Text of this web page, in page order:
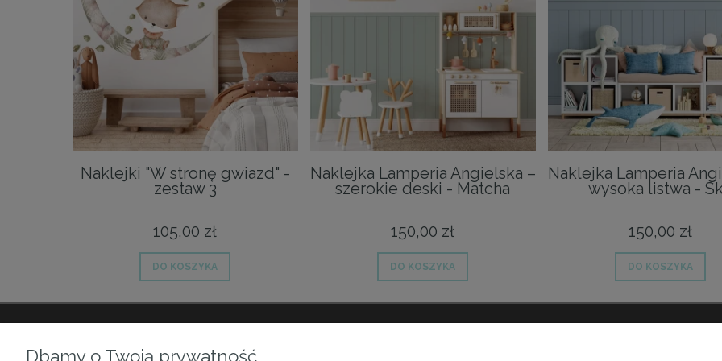
Naklejki "W stronę gwiazd" -
zestaw 3
105,00 zł
DO KOSZYKA
Naklejka Lamperia Angielska –
szerokie deski - Matcha
150,00 zł
DO KOSZYKA
Naklejka Lamperia
wysoka listwa -
150,00 zł
DO KOSZYKA
Dbamy o Twoją prywatność